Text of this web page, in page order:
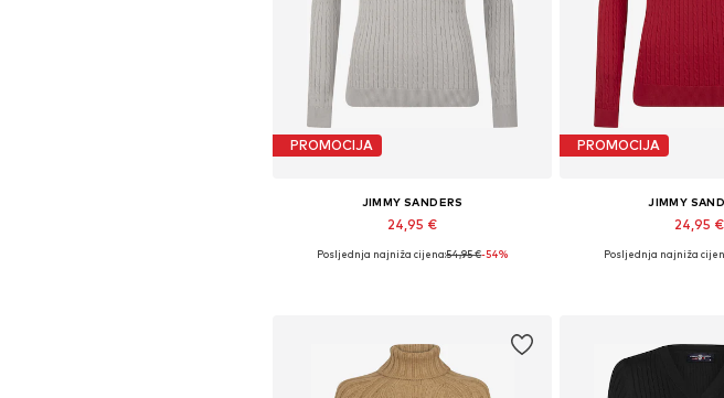
PROMOCIJA
JIMMY SANDERS
24,95 €
Dostupne veličine: S, M, L, XL
Posljednja najniža cijena:54,95 €-54%
PROMOCIJA
JIMMY
24,95 €
Dostupne veličine:
Posljednja najniža